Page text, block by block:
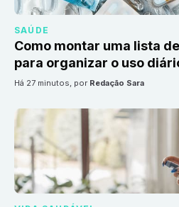
SAÚDE
Como montar uma lista
para organizar o uso
há 27 minutos, por Redação Sara